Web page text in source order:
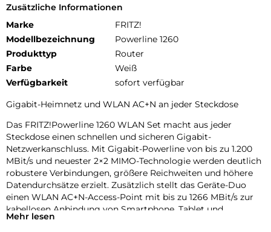
Zusätzliche Informationen
Marke
FRITZ!
Modellbezeichnung
Powerline 1260
Produkttyp
Router
Farbe
Weiß
Verfügbarkeit
sofort verfügbar
Gigabit-Heimnetz und WLAN AC+N an jeder Steckdose
Das FRITZ!Powerline 1260 WLAN Set macht aus jeder
Steckdose einen schnellen und sicheren Gigabit-
Netzwerkanschluss. Mit Gigabit-Powerline von bis zu 1.200
MBit/s und neuester 2×2 MIMO-Technologie werden deutlich
robustere Verbindungen, größere Reichweiten und höhere
Datendurchsätze erzielt. Zusätzlich stellt das Geräte-Duo
einen WLAN AC+N-Access-Point mit bis zu 1266 MBit/s zur
kabellosen Anbindung von Smartphone, Tablet und
Notebook ans Heimnetz. So ermöglicht das Set Breitband-
Mehr lesen